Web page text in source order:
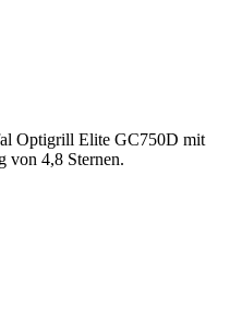
Optigrill Elite GC750D mit
von 4,8 Sternen.